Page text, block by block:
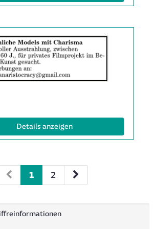
der
Anzeige
anzeigen
Details anzeigen(ID: 2061980)
1 2